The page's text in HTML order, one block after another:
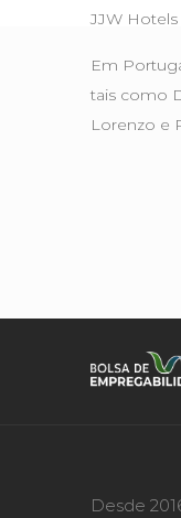
JJW
Em
tais como
Lorenzo e
Desde